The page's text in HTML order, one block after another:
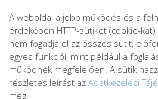
A weboldal a jobb működés és a
érdekében HTTP-sütiket (cookie-
nem fogadja el az összes sütit,
egyes funkciói, mint például a
működnek megfelelően. A sütik
részletes leírást az Adatkezelési
meg.